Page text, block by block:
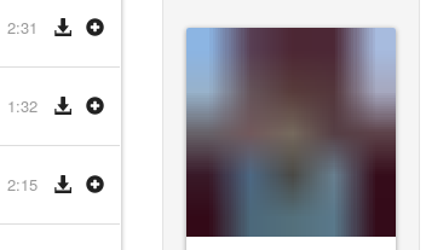
2:31
Track)
1:32
2:15